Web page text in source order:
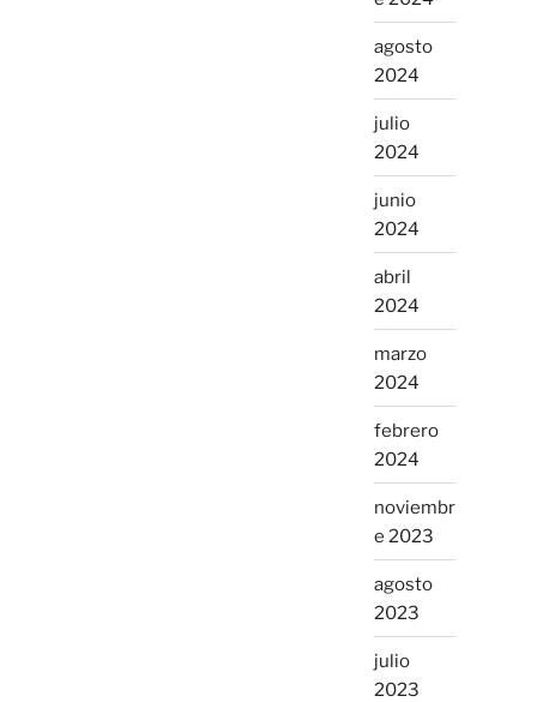
agosto
2024
julio
2024
junio
2024
abril
2024
marzo
2024
febrero
2024
noviembr
e 2023
agosto
2023
julio
2023